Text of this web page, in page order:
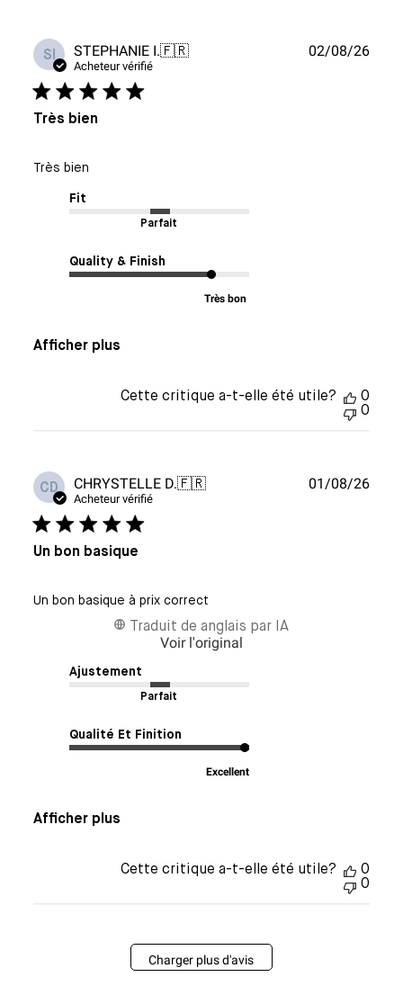
SI STEPHANIE I.🇫🇷
Acheteur vérifié
Très bien
Très bien
Fit
Parfait
Quality & Finish
Très bon
Afficher plus
Date
02/08/26
Cette critique a-t-elle été utile?
0
0
CD CHRYSTELLE D.🇫🇷
Acheteur vérifié
Un bon basique
Un bon basique à prix correct
Ajustement
Parfait
Qualité Et Finition
Excellent
Afficher plus
Traduit de anglais par IA
Voir l'original
Date
01/08/26
Cette critique a-t-elle été utile?
0
0
Charger plus d'avis